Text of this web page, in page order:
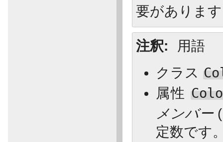
要がありま
注釈
用語
クラス
属性
メンバー(
定数です